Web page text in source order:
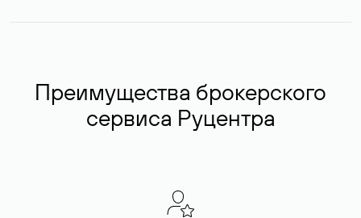
Преимущества брокерского
сервиса Руцентра